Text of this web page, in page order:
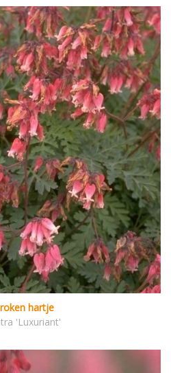
hartje
'Luxuriant'